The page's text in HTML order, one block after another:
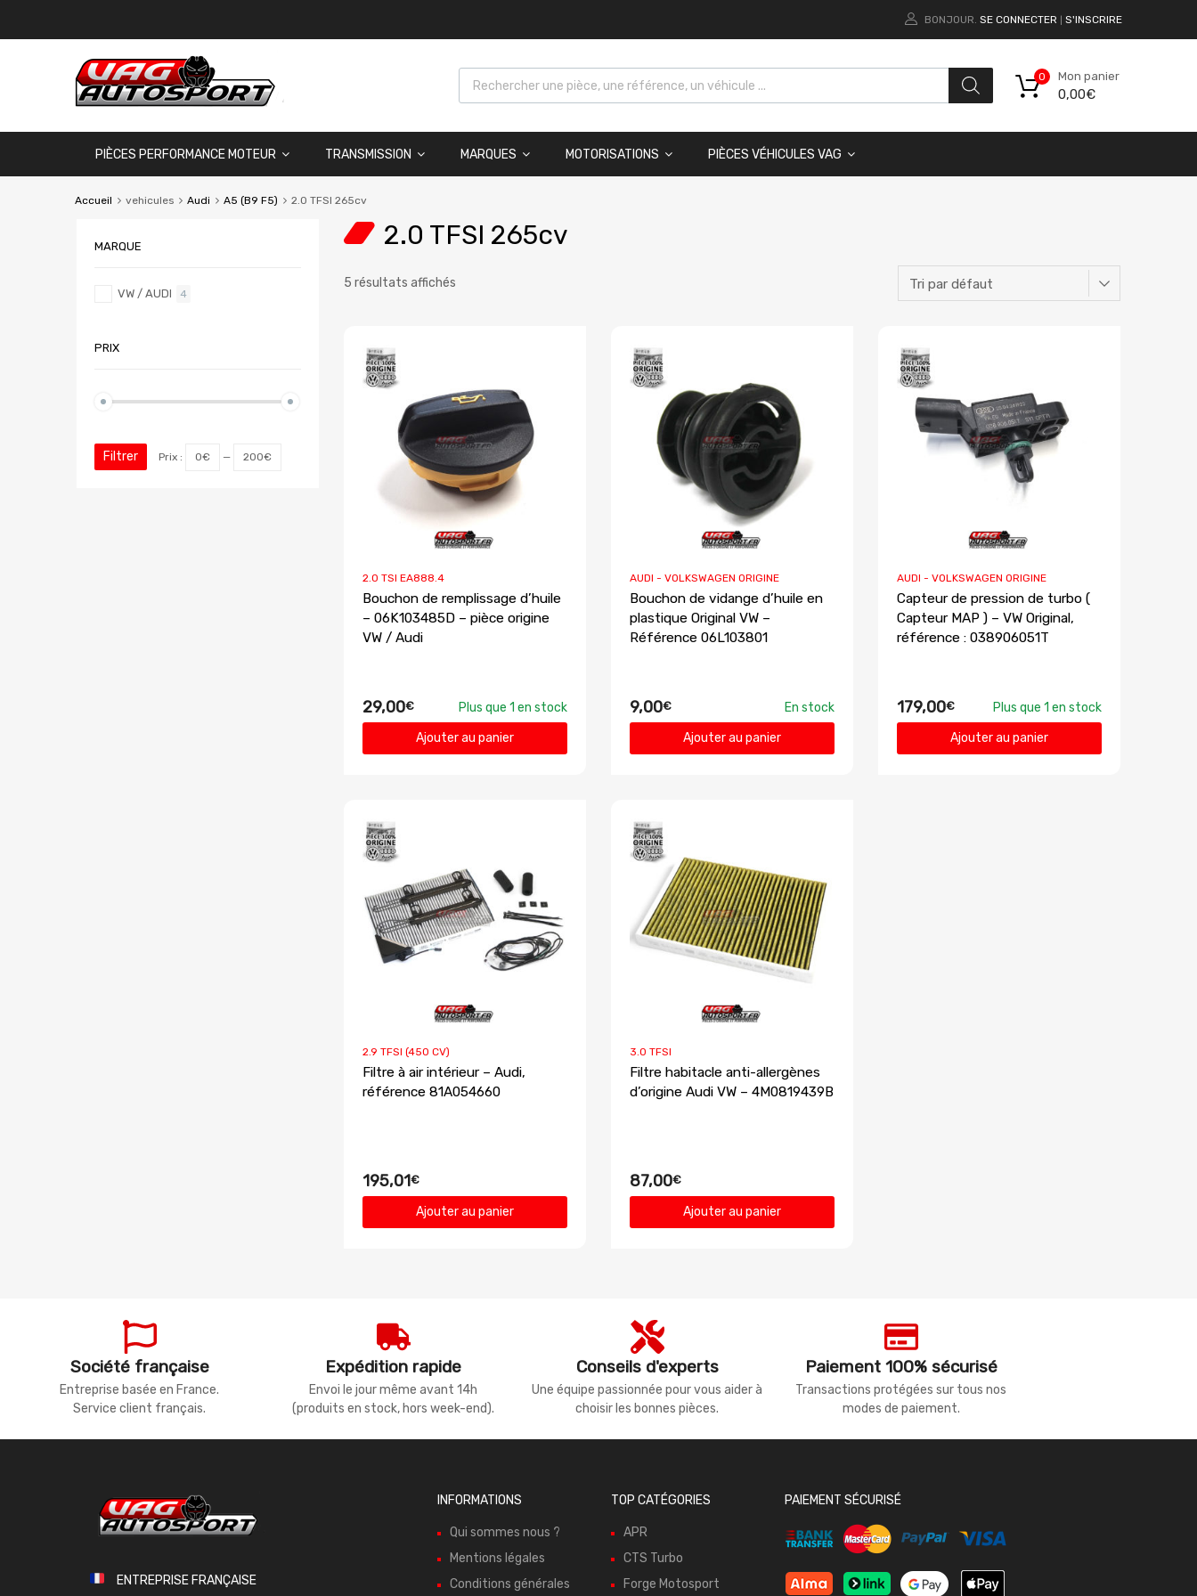
BONJOUR. SE CONNECTER S'INSCRIRE
Mon panier
0,00€
0
PIÈCES PERFORMANCE MOTEUR TRANSMISSION MARQUES MOTORISATIONS PIÈCES VÉHICULES VAG
Accueil vehicules Audi A5 (B9 F5) 2.0 TFSI 265cv
2.0 TFSI 265cv
5 résultats affichés
2.0 TSI EA888.4
Bouchon de remplissage d’huile
– 06K103485D – pièce origine
VW / Audi
29,00€
Plus que 1 en stock
Ajouter au panier
AUDI - VOLKSWAGEN ORIGINE
Bouchon de vidange d’huile en
plastique Original VW –
Référence 06L103801
9,00€
En stock
Ajouter au panier
AUDI - VOLKSWAGEN ORIGINE
Capteur de pression de turbo (
Capteur MAP ) – VW Original,
référence : 038906051T
179,00€
Plus que 1 en stock
Ajouter au panier
2.9 TFSI (450 CV)
Filtre à air intérieur – Audi,
référence 81A054660
195,01€
Ajouter au panier
3.0 TFSI
Filtre habitacle anti-allergènes
d’origine Audi VW – 4M0819439B
87,00€
Ajouter au panier
MARQUE
VW / AUDI 4
PRIX
Filtrer Prix : 0€ — 200€
Société française
Entreprise basée en France.
Service client français.
Expédition rapide
Envoi le jour même avant 14h
(produits en stock, hors week-end).
Conseils d'experts
Une équipe passionnée pour vous aider à
choisir les bonnes pièces.
Paiement 100% sécurisé
Transactions protégées sur tous nos
modes de paiement.
ENTREPRISE FRANÇAISE
INFORMATIONS
Qui sommes nous ?
Mentions légales
Conditions générales
TOP CATÉGORIES
APR
CTS Turbo
Forge Motosport
PAIEMENT SÉCURISÉ